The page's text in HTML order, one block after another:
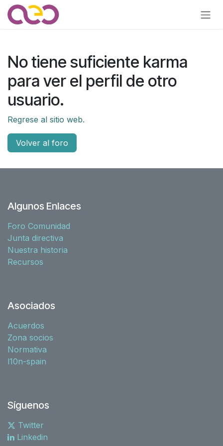
Ir al contenido
No tiene suficiente karma
para ver el perfil de otro
usuario.
Regrese al sitio web.
Volver al foro
Algunos Enlaces
Foro Comunidad
Junta directiva
Nuestra historia
Recursos
Asociados
Acuerdos
Zona socios
Normativa
l10n-spain
Síguenos
Twitter
Linkedin